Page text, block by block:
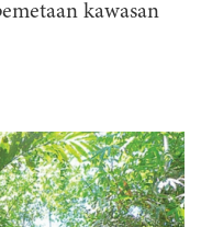
kawasan